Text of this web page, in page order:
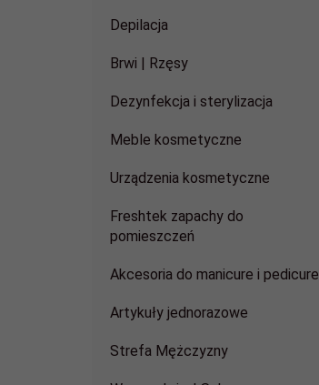
Depilacja
Brwi | Rzęsy
Dezynfekcja i sterylizacja
Meble kosmetyczne
Urządzenia kosmetyczne
Freshtek zapachy do
pomieszczeń
Akcesoria do manicure i pedicure
Artykuły jednorazowe
Strefa Mężczyzny